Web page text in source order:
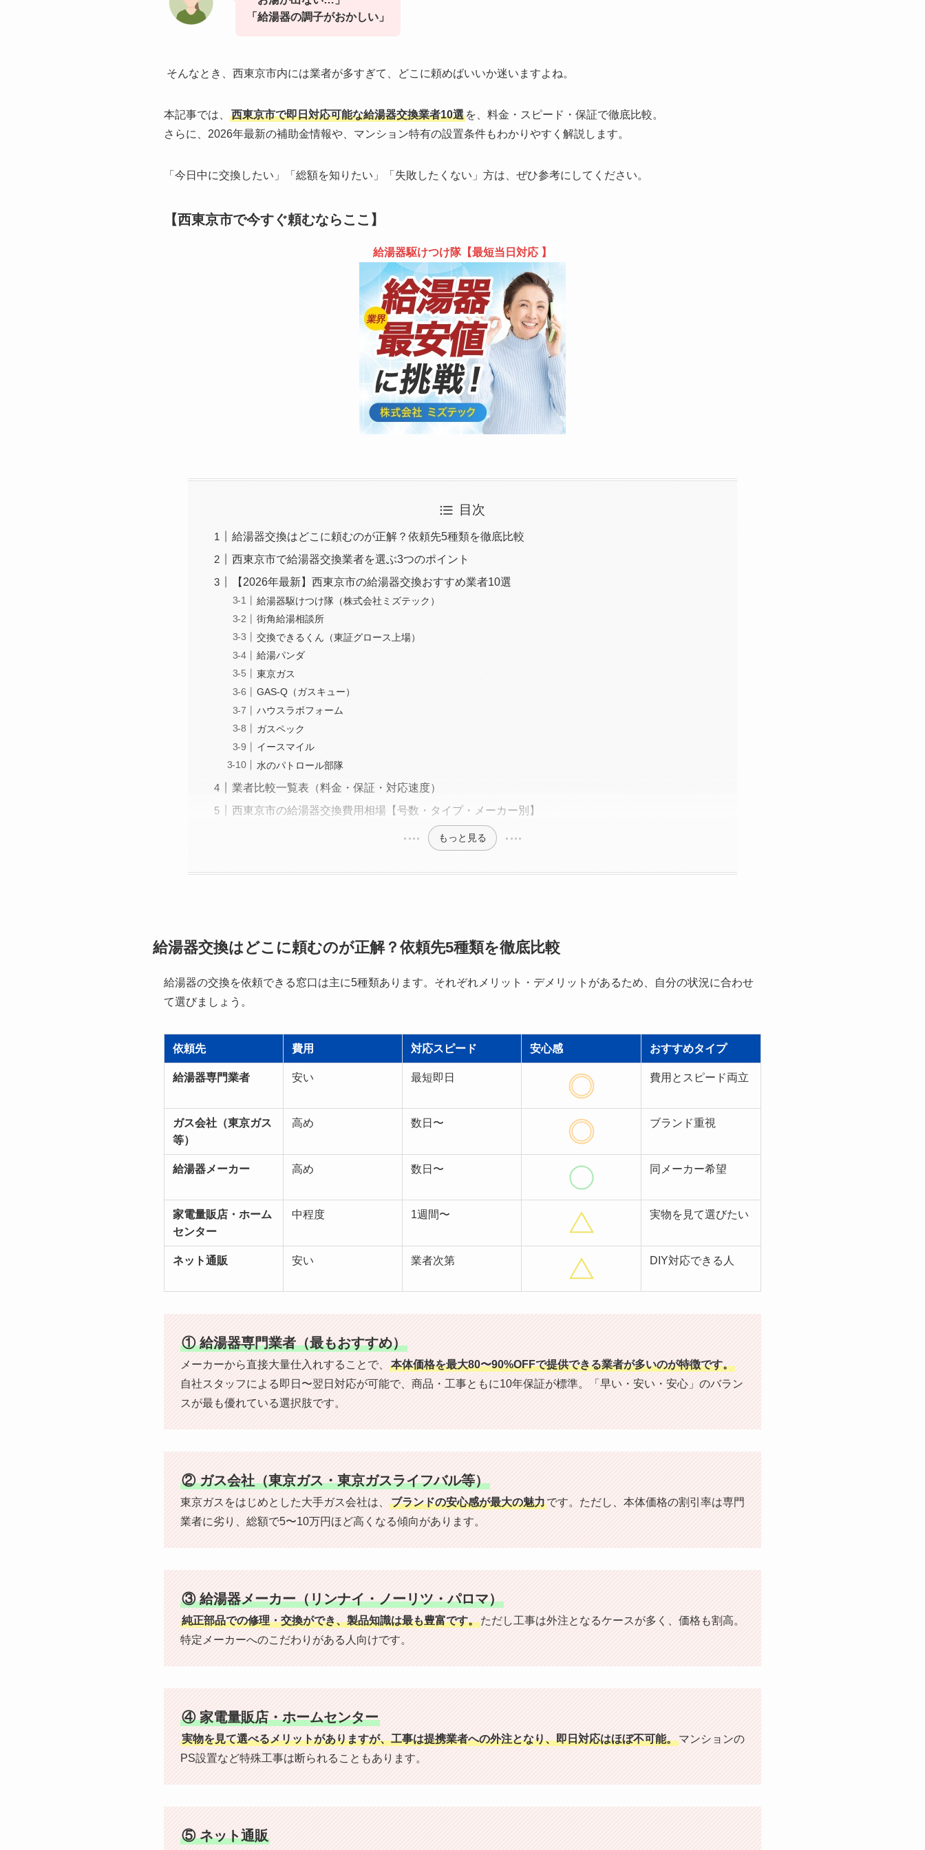
「給湯器の調子がおかしい」
そんなとき、西東京市内には業者が多すぎて、どこに頼めばいいか迷いますよね。
本記事では、 西東京市で即日対応可能な給湯器交換業者10選 を、料金・スピード・保証で徹底比較。
さらに、2026年最新の補助金情報や、マンション特有の設置条件もわかりやすく解説します。
「今日中に交換したい」「総額を知りたい」「失敗したくない」方は、ぜひ参考にしてください。
【西東京市で今すぐ頼むならここ】
給湯器駆けつけ隊【最短当日対応 】
目次
給湯器交換はどこに頼むのが正解？依頼先5種類を徹底比較
西東京市で給湯器交換業者を選ぶ3つのポイント
【2026年最新】西東京市の給湯器交換おすすめ業者10選
給湯器駆けつけ隊（株式会社ミズテック）
街角給湯相談所
交換できるくん（東証グロース上場）
給湯パンダ
東京ガス
GAS-Q（ガスキュー）
ハウスラボフォーム
ガスペック
イースマイル
水のパトロール部隊
業者比較一覧表（料金・保証・対応速度）
西東京市の給湯器交換費用相場【号数・タイプ・メーカー別】
もっと見る
給湯器交換はどこに頼むのが正解？依頼先5種類を徹底比較
給湯器の交換を依頼できる窓口は主に5種類あります。それぞれメリット・デメリットがあるため、自分の状況に合わせ
て選びましょう。
依頼先 費用 対応スピード 安心感 おすすめタイプ
給湯器専門業者 安い 最短即日 費用とスピード両立
ガス会社（東京ガス
等）
高め 数日〜 ブランド重視
給湯器メーカー 高め 数日〜 同メーカー希望
家電量販店・ホーム
センター
中程度 1週間〜 実物を見て選びたい
ネット通販 安い 業者次第 DIY対応できる人
① 給湯器専門業者（最もおすすめ）
メーカーから直接大量仕入れすることで、
本体価格を最大80〜90%OFFで提供できる業者が多いのが特徴です。
自社スタッフによる即日〜翌日対応が可能で、商品・工事ともに10年保証が標準。「早い・安い・安心」のバラン
スが最も優れている選択肢です。
② ガス会社（東京ガス・東京ガスライフバル等）
東京ガスをはじめとした大手ガス会社は、 ブランドの安心感が最大の魅力です。ただし、本体価格の割引率は専門
業者に劣り、総額で5〜10万円ほど高くなる傾向があります。
③ 給湯器メーカー（リンナイ・ノーリツ・パロマ）
純正部品での修理・交換ができ、製品知識は最も豊富です。ただし工事は外注となるケースが多く、価格も割高。
特定メーカーへのこだわりがある人向けです。
④ 家電量販店・ホームセンター
実物を見て選べるメリットがありますが、工事は提携業者への外注となり、即日対応はほぼ不可能。マンションの
PS設置など特殊工事は断られることもあります。
⑤ ネット通販